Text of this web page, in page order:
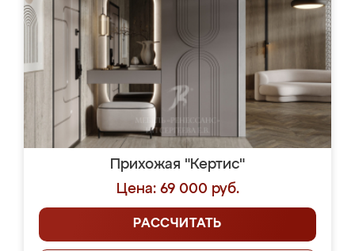
Прихожая "Кертис"
Цена: 69 000 руб.
РАССЧИТАТЬ